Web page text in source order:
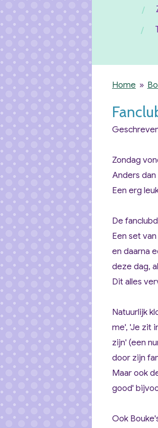
Home »
Zondag
Anders dan
Een erg
De
Een set
en daarna
deze dag,
Dit alles
Natuurlijk
me', 'Je zit
zijn'(een
door zijn
Maar ook
good'
Ook